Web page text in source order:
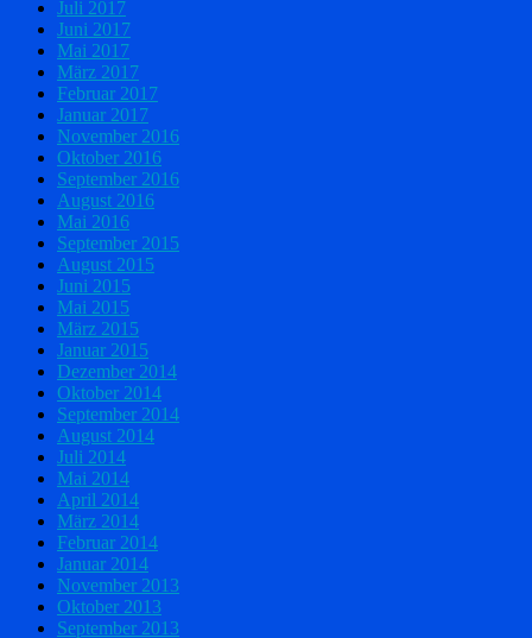
Juli 2017
Juni 2017
Mai 2017
März 2017
Februar 2017
Januar 2017
November 2016
Oktober 2016
September 2016
August 2016
Mai 2016
September 2015
August 2015
Juni 2015
Mai 2015
März 2015
Januar 2015
Dezember 2014
Oktober 2014
September 2014
August 2014
Juli 2014
Mai 2014
April 2014
März 2014
Februar 2014
Januar 2014
November 2013
Oktober 2013
September 2013